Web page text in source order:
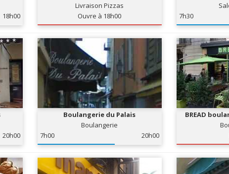
18h00
Livraison Pizzas
Ouvre à 18h00
7h30
20h00
Boulangerie du Palais
Boulangerie
7h00
20h00
BREAD